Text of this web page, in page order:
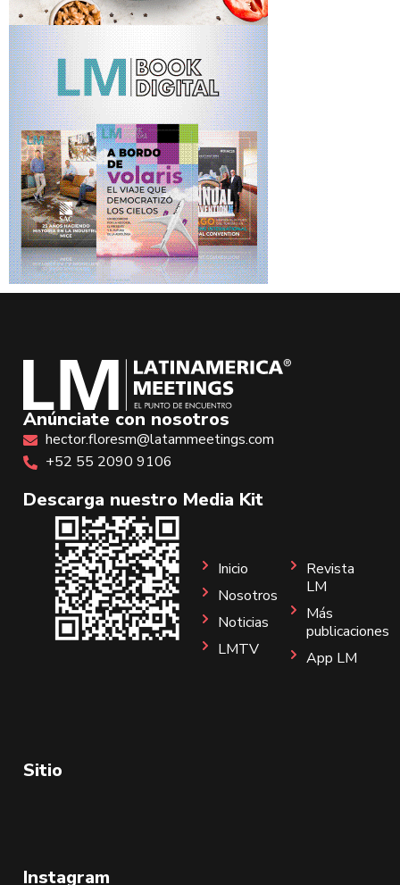
Anúnciate con nosotros
hector.floresm@latammeetings.com
+52 55 2090 9106
Descarga nuestro Media Kit
Sitio
Inicio
Nosotros
Noticias
LMTV
Revista
LM
Más
publicaciones
App LM
Instagram